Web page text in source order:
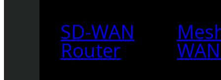
SD-WAN
Router